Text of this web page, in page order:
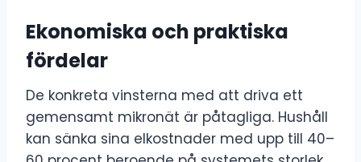
Ekonomiska och praktiska
fördelar
De konkreta vinsterna med att driva ett
gemensamt mikronät är påtagliga. Hushåll
kan sänka sina elkostnader med upp till 40–